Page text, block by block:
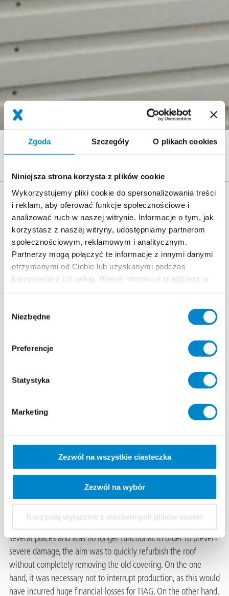
Zgoda Szczegóły O plikach cookies
Niniejsza strona korzysta z plików cookie
Wykorzystujemy pliki cookie do spersonalizowania treści
i reklam, aby oferować funkcje społecznościowe i
analizować ruch w naszej witrynie. Informacje o tym, jak
korzystasz z naszej witryny, udostępniamy partnerom
społecznościowym, reklamowym i analitycznym.
Partnerzy mogą połączyć te informacje z innymi danymi
otrzymanymi od Ciebie lub uzyskanymi podczas
korzystania z ich usług. Więcej informacji znajdziesz w
zgody
Niezbędne
Preferencje
Statystyka
Marketing
Zezwól na wszystkie ciasteczka
Zezwól na wybór
Korzystaj wyłącznie z niezbędnych plików cookie
ŚcieżkaReferencje
Metal roof of a production building owned by TIAG Althofen
Key facts: Refurbishment of a metal roof
Miejsce Althofen (AT)
System Triflex ProDetail
Data realizacji 2014
Powierzchnia 1,300 m² area, 1,100 running metres of
PCB Beschichtungstechnik,
Metal roof of a
building owned
by TIAG
Althofen (AT)
Everything together. The metal roof of a production building
several places and was no longer functional. In order to prevent
severe damage, the aim was to quickly refurbish the roof
without completely removing the old covering. On the one
hand, it was necessary not to interrupt production, as this would
have incurred huge financial losses for TIAG. On the other hand,